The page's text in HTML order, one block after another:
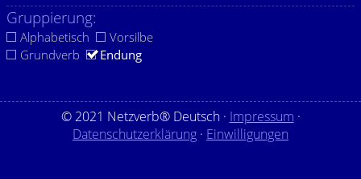
Gruppierung:
Alphabetisch
Vorsilbe
Grundverb
Endung
© 2021 Netzverb® Deutsch · Impressum ·
Datenschutzerklärung · Einwilligungen